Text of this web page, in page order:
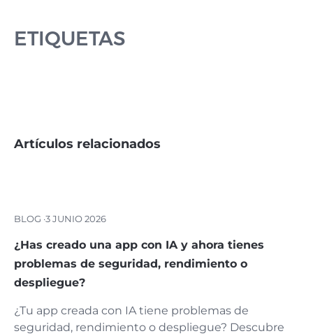
ETIQUETAS
Artículos relacionados
BLOG ·3 JUNIO 2026
¿Has creado una app con IA y ahora tienes
problemas de seguridad, rendimiento o
despliegue?
¿Tu app creada con IA tiene problemas de
seguridad, rendimiento o despliegue? Descubre